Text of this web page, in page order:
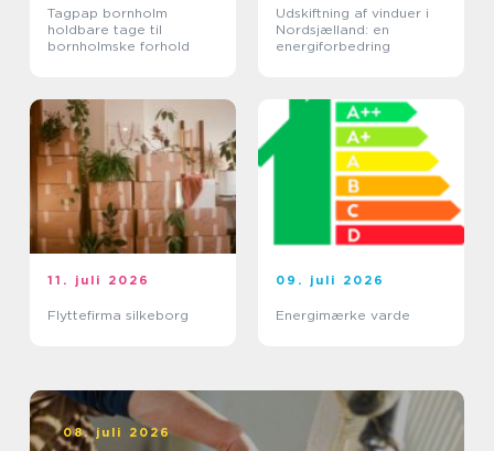
Tagpap bornholm
holdbare tage til
bornholmske forhold
Udskiftning af vinduer i
Nordsjælland: en
energiforbedring
11. juli 2026
Flyttefirma silkeborg
09. juli 2026
Energimærke varde
08. juli 2026